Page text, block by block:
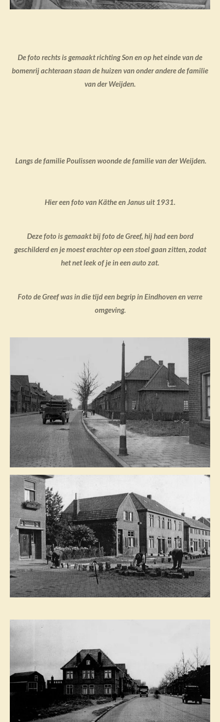
De foto rechts is gemaakt richting Son en op het einde van de
bomenrij achteraan staan de huizen van onder andere de familie
van der Weijden.
Langs de familie Poulissen woonde defamilie van der Weijden.
Hier een foto van Käthe en Janus uit 1931.
Deze foto is gemaakt bij foto de Greef, hij had een bord
geschilderd en je moest erachter op een stoel gaan zitten, zodat
het net leek of je in een auto zat.
Foto de Greef was in die tijd een begrip in Eindhoven en verre
omgeving.